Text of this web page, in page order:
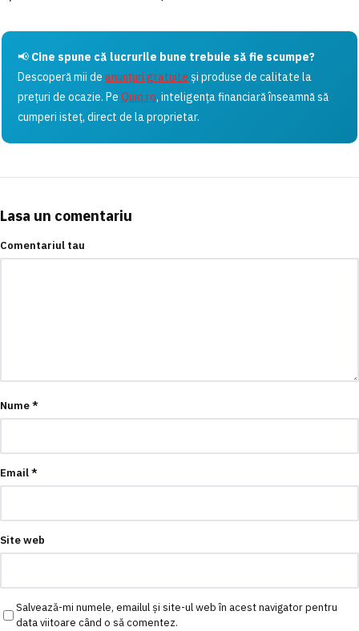
📢 Cine spune că lucrurile bune trebuie să fie scumpe?
Descoperă mii de anunțuri gratuite și produse de calitate la
prețuri de ocazie. Pe Quiq.ro, inteligența financiară înseamnă să
cumperi isteț, direct de la proprietar.
Lasa un comentariu
Comentariul tau
Nume*
Email*
Site web
Salvează-mi numele, emailul și site-ul web în acest navigator pentru
data viitoare când o să comentez.